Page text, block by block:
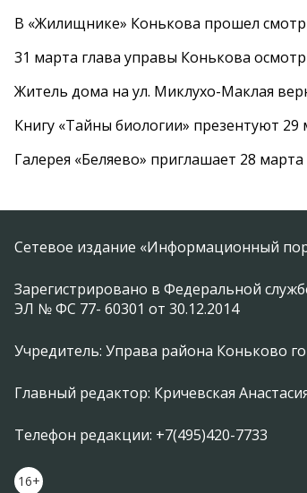
В «Жилищнике» Конькова прошел
31 марта глава управы Конькова
Житель дома на ул. Миклухо-Маклая
Книгу «Тайны биологии» презентуют
Галерея «Беляево» приглашает 28
Сетевое издание «Информационный
Зарегистрировано в Федеральной
ЭЛ № ФС 77- 60301 от 30.12.2014
Учредитель: Управа района Коньково
Главный редактор: Кричевская
Телефон редакции: +7(495)420-7733
16+